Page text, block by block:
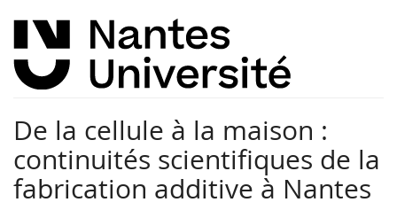
De la cellule à la maison :
continuités scientifiques de la
fabrication additive à Nantes